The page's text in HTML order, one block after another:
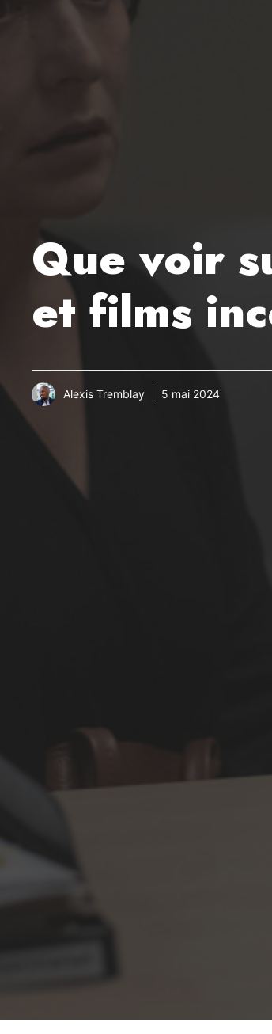
Que voir
et films
Alexis Tremblay 5 mai 2024